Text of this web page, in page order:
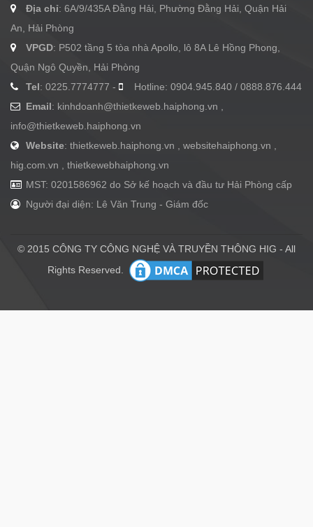
Địa chỉ: 6A/9/435A Đằng Hải, Phường Đằng Hải, Quận Hải
An, Hải Phòng
VPGD: P502 tầng 5 tòa nhà Apollo, lô 8A Lê Hồng Phong,
Quận Ngô Quyền, Hải Phòng
Tel: 0225.7774777 -
Hotline: 0904.945.840 / 0888.876.444
Email: kinhdoanh@thietkeweb.haiphong.vn
info@thietkeweb.haiphong.vn
Website: thietkeweb.haiphong.vn , websitehaiphong.vn ,
hig.com.vn , thietkewebhaiphong.vn
MST: 0201586962 do Sở kế hoạch và đầu tư Hải Phòng cấp
Người đại diện: Lê Văn Trung - Giám đốc
© 2015 CÔNG TY CÔNG NGHỆ VÀ TRUYỀN THÔNG HIG - All
Rights Reserved.